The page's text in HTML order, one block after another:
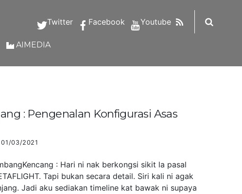
Twitter Facebook Youtube RSS
AIMEDIA
: Pengenalan Konfigurasi Asas
01/03/2021
: Hari ni nak berkongsi sikit la pasal
Tapi bukan secara detail. Siri kali ni agak
Jadi aku sediakan timeline kat bawak ni supaya